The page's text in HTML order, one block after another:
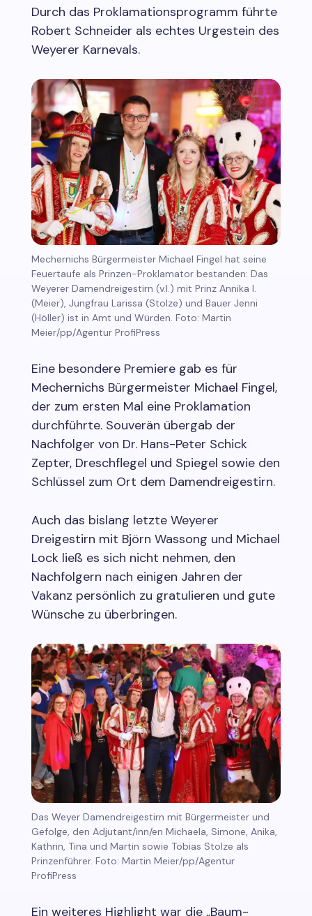
Durch das Proklamationsprogramm führte
Robert Schneider als echtes Urgestein des
Weyerer Karnevals.
Mechernichs Bürgermeister Michael Fingel hat seine
Feuertaufe als Prinzen-Proklamator bestanden: Das
Weyerer Damendreigestirn (v.l.) mit Prinz Annika I.
(Meier), Jungfrau Larissa (Stolze) und Bauer Jenni
(Höller) ist in Amt und Würden. Foto: Martin
Meier/pp/Agentur ProfiPress
Eine besondere Premiere gab es für
Mechernichs Bürgermeister Michael Fingel,
der zum ersten Mal eine Proklamation
durchführte. Souverän übergab der
Nachfolger von Dr. Hans-Peter Schick
Zepter, Dreschflegel und Spiegel sowie den
Schlüssel zum Ort dem Damendreigestirn.
Auch das bislang letzte Weyerer
Dreigestirn mit Björn Wassong und Michael
Lock ließ es sich nicht nehmen, den
Nachfolgern nach einigen Jahren der
Vakanz persönlich zu gratulieren und gute
Wünsche zu überbringen.
Das Weyer Damendreigestirn mit Bürgermeister und
Gefolge, den Adjutant/inn/en Michaela, Simone, Anika,
Kathrin, Tina und Martin sowie Tobias Stolze als
Prinzenführer. Foto: Martin Meier/pp/Agentur
ProfiPress
Ein weiteres Highlight war die „Baum-